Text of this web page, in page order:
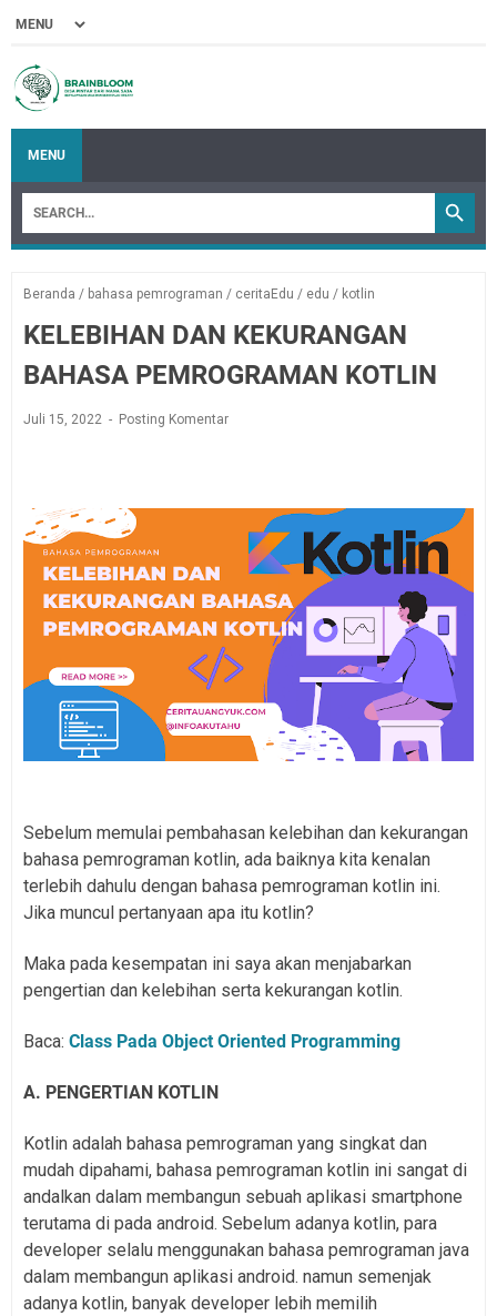
MENU
Beranda / bahasa pemrograman / ceritaEdu / edu / kotlin
KELEBIHAN DAN KEKURANGAN
BAHASA PEMROGRAMAN KOTLIN
Juli 15, 2022 Posting Komentar
Sebelum memulai pembahasan kelebihan dan kekurangan
bahasa pemrograman kotlin, ada baiknya kita kenalan
terlebih dahulu dengan bahasa pemrograman kotlin ini.
Jika muncul pertanyaan apa itu kotlin?
Maka pada kesempatan ini saya akan menjabarkan
pengertian dan kelebihan serta kekurangan kotlin.
Baca: Class Pada Object Oriented Programming
A. PENGERTIAN KOTLIN
Kotlin adalah bahasa pemrograman yang singkat dan
mudah dipahami, bahasa pemrograman kotlin ini sangat di
andalkan dalam membangun sebuah aplikasi smartphone
terutama di pada android. Sebelum adanya kotlin, para
developer selalu menggunakan bahasa pemrograman java
dalam membangun aplikasi android. namun semenjak
adanya kotlin, banyak developer lebih memilih